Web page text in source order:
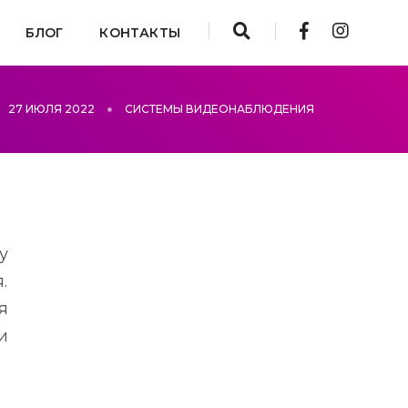
БЛОГ КОНТАКТЫ
27 ИЮЛЯ 2022 СИСТЕМЫ ВИДЕОНАБЛЮДЕНИЯ